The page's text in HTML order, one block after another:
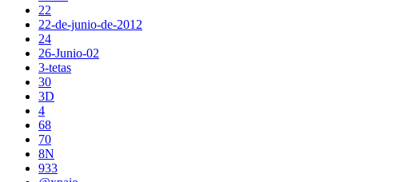
22
22-de-junio-de-2012
24
26-Junio-02
3-tetas
30
3D
4
68
70
8N
933